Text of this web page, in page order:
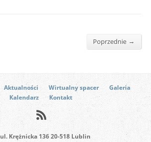
Poprzednie →
Aktualności Wirtualny spacer
Galeria
Kalendarz
Kontakt
ul. Krężnicka 136 20-518 Lublin